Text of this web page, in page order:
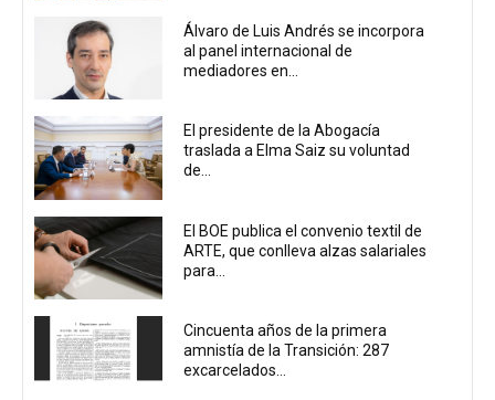
Álvaro de Luis Andrés se incorpora
al panel internacional de
mediadores en...
El presidente de la Abogacía
traslada a Elma Saiz su voluntad
de...
El BOE publica el convenio textil de
ARTE, que conlleva alzas salariales
para...
Cincuenta años de la primera
amnistía de la Transición: 287
excarcelados...